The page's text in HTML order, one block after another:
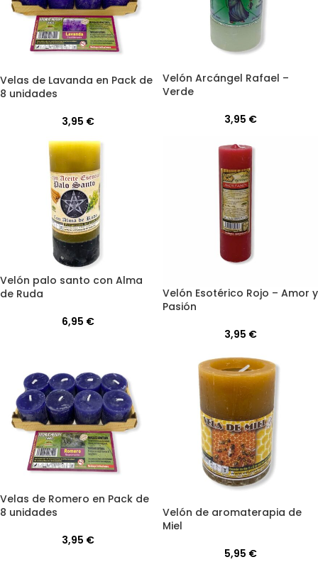
Velas de Lavanda en Pack de
8 unidades
3,95 €
Velón Arcángel Rafael –
Verde
3,95 €
Velón palo santo con Alma
de Ruda
6,95 €
Velón Esotérico Rojo – Amor y
Pasión
3,95 €
Velas de Romero en Pack de
8 unidades
3,95 €
Velón de aromaterapia de
Miel
5,95 €